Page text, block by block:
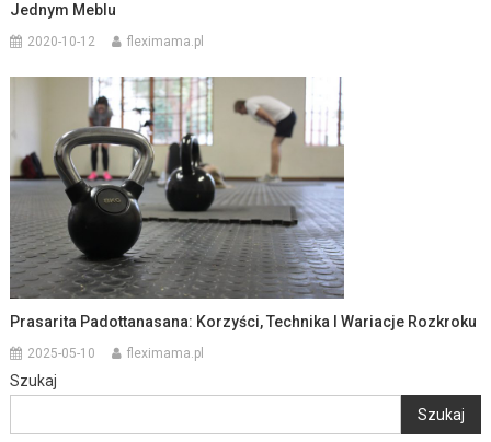
Jednym Meblu
2020-10-12 fleximama.pl
Prasarita Padottanasana: Korzyści, Technika I Wariacje Rozkroku
2025-05-10 fleximama.pl
Szukaj
Szukaj